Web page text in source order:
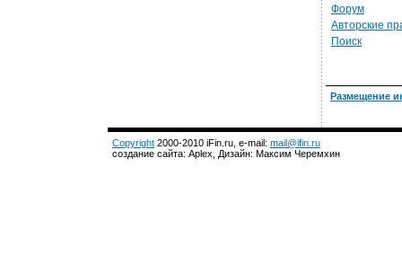
Форум
Авторские
Поиск
Размещение
Copyright 2000-2010 iFin.ru, e-mail: mail@ifin.ru
создание сайта: Aplex, Дизайн: Максим Черемхин